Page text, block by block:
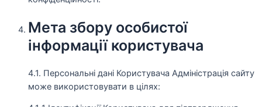
Мета збору особистої
інформації користувача
4.1. Персональні дані Користувача Адміністрація сайту
може використовувати в цілях: